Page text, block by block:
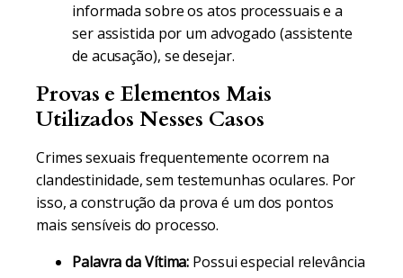
informada sobre os atos processuais e a
ser assistida por um advogado (assistente
de acusação), se desejar.
Provas e Elementos Mais
Utilizados Nesses Casos
Crimes sexuais frequentemente ocorrem na
clandestinidade, sem testemunhas oculares. Por
isso, a construção da prova é um dos pontos
mais sensíveis do processo.
Palavra da Vítima: Possui especial relevância